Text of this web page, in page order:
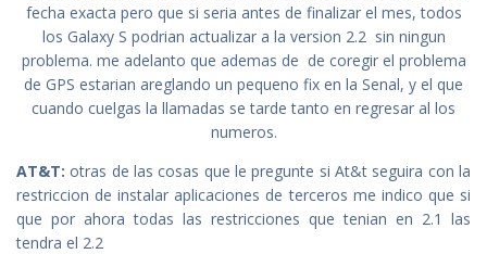
fecha exacta pero que si seria antes de finalizar el mes, todos
los Galaxy S podrian actualizar a la version 2.2 sin ningun
problema. me adelanto que ademas de de coregir el problema
de GPS estarian areglando un pequeno fix en la Senal, y el que
cuando cuelgas la llamadas se tarde tanto en regresar al los
numeros.
AT&T: otras de las cosas que le pregunte si At&t seguira con la
restriccion de instalar aplicaciones de terceros me indico que si
que por ahora todas las restricciones que tenian en 2.1 las
tendra el 2.2